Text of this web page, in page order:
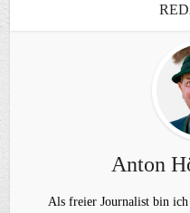
Anton
Als freier Journalist bin